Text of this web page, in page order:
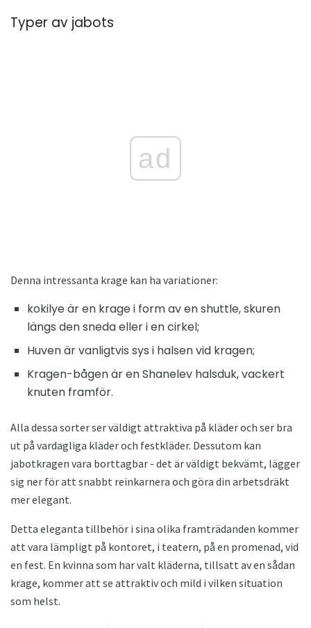
Typer av jabots
ad
Denna intressanta krage kan ha variationer:
kokilye är en krage i form av en shuttle, skuren
längs den sneda eller i en cirkel;
Huven är vanligtvis sys i halsen vid kragen;
Kragen-bågen är en Shanelev halsduk, vackert
knuten framför.
Alla dessa sorter ser väldigt attraktiva på kläder och ser bra
ut på vardagliga kläder och festkläder. Dessutom kan
jabotkragen vara borttagbar - det är väldigt bekvämt, lägger
sig ner för att snabbt reinkarnera och göra din arbetsdräkt
mer elegant.
Detta eleganta tillbehör i sina olika framträdanden kommer
att vara lämpligt på kontoret, i teatern, på en promenad, vid
en fest. En kvinna som har valt kläderna, tillsatt av en sådan
krage, kommer att se attraktiv och mild i vilken situation
som helst.